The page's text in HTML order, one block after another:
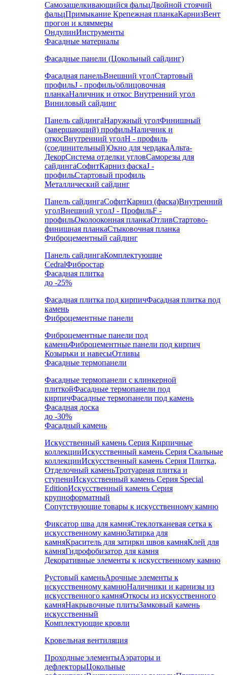
Самозащелкивающийся фальцДвойной стоячий
фальцПримыкание Крепежная планкаКарнизВент
прогон и кляммеры
ОндулинИнструменты
Фасадные материалы
Фасадные панели (Цокольный сайдинг)
Фасадная панельВнешний уголСтартовый
профильJ - профиль/облицовочная
планкаНаличник и откос Внутренний угол
Виниловый сайдинг
Панель сайдингаНаружный уголФинишный
(завершающий) профильНаличник и
откосВнутренний уголH - профиль
(соединительный)Окно для чердакаАльта-
ДекорСистема отделки угловСаморезы для
сайдингаСофитКарниз фаскаJ -
профильСтартовый профиль
Металлический сайдинг
Панель сайдингаСофитКарниз (фаска)Внутренний
уголВнешний уголJ - ПрофильF -
профильОколооконная планкаОтливСтартово-
финишная планкаСтыковочная планка
Фиброцементный сайдинг
Панель сайдингаКомплектующие
CedralФибростар
Фасадная плитка
до -25%
Фасадная плитка под кирпичФасадная плитка под
камень
Фиброцементные панели
Фиброцементные панели под
каменьФиброцементные панели под кирпич
Козырьки и навесыОтливы
Фасадные термопанели
Фасадные термопанели с клинкерной
плиткойФасадные термопанели под
кирпичФасадные термопанели под камень
Фасадная доска
до -30%
Фасадный камень
Искусственный камень Серия Кирпичные
коллекцииИскусственный камень Серия Скальные
коллекцииИскусственный камень Серия Плитка,
Отделочный каменьТротуарная плитка и
ступениИскусственный камень Серия Special
EditionИскусственный камень Серия
крупноформатный
Сопутствующие товары к искусственному камню
Фиксатор шва для камняСтеклотканевая сетка к
искусственному камнюЗатирка для
камняКраситель для затирки швов камняКлей для
камняГидрофобизатор для камня
Декоративные элементы к искусственному камню
Рустовый каменьАрочные элементы к
искусственному камнюНаличники и карнизы из
искусственного камняОткосы из искусственного
камняНакрывочные плитыЗамковый камень
искусственный
Комплектующие кровли
Кровельная вентиляция
Проходные элементыАэраторы и
дефлекторыЦокольные